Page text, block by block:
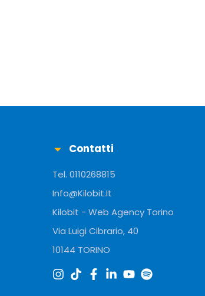
Contatti
Tel. 0110268815
Info@Kilobit.It
Kilobit - Web Agency Torino
Via Luigi Cibrario, 40
10144 TORINO